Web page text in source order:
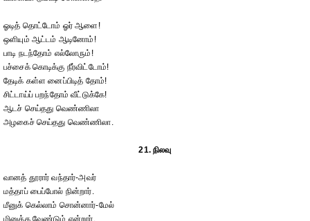
ஓடித் தொட்டோம் ஓர் ஆளை!
ஒளியும் ஆட்டம் ஆடினோம்!
பாடி நடந்தோம் எல்லோரும்!
பச்சைக் கொடிக்கு நீர்விட்டோம்!
தேடிக் கள்ள னைப்பிடித் தோம்!
சிட்டாய்ப் பறந்தோம் வீட்டுக்கே!
ஆடச் செய்தது வெண்ணிலா
அழகைச் செய்தது வெண்ணிலா.
21. நிலவு
வானத் தூரார் வந்தார்-அவர்
மத்தாப் பைப்போல் நின்றார்.
மீனுக் கெல்லாம் சொன்னார்-மேல்
மினுக்க வேண்டும் என்றார்.